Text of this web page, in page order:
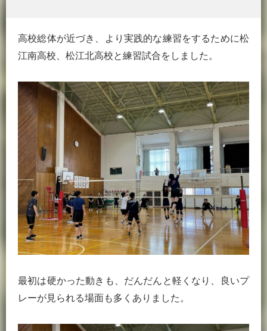
高校総体が近づき、より実践的な練習をするために松
江南高校、松江北高校と練習試合をしました。
最初は硬かった動きも、だんだんと軽くなり、良いプ
レーが見られる場面も多くありました。